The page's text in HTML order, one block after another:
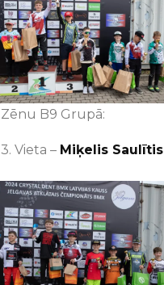
Zēnu B9 Grupā:
3. Vieta – Miķelis Saulītis